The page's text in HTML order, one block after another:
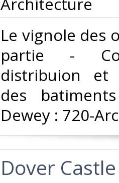
‎Le vignole des
partie -
distribuion et
des
Dewey : 720-
‎Dover Castle‎